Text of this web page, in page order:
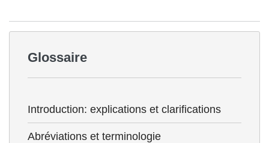
Glossaire
Introduction: explications et clarifications
Abréviations et terminologie